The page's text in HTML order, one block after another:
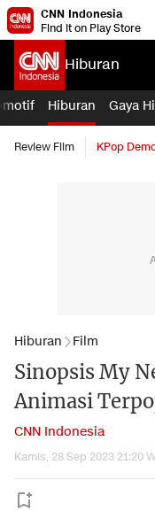
CNN Indonesia
Find it on Play Store
Hiburan
Hiburan Gaya
Review Film KPop
Hiburan Film
Sinopsis My
Animasi
CNN Indonesia
Kamis, 28 Sep 2023 21:20